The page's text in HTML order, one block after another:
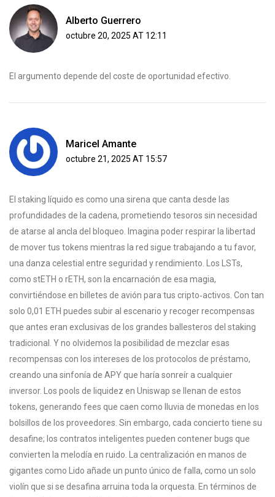
Alberto Guerrero
octubre 20, 2025 AT 12:11
El argumento depende del coste de oportunidad efectivo.
Maricel Amante
octubre 21, 2025 AT 15:57
El staking líquido es como una sirena que canta desde las
profundidades de la cadena, prometiendo tesoros sin necesidad
de atarse al ancla del bloqueo. Imagina poder respirar la libertad
de mover tus tokens mientras la red sigue trabajando a tu favor,
una danza celestial entre seguridad y rendimiento. Los LSTs,
como stETH o rETH, son la encarnación de esa magia,
convirtiéndose en billetes de avión para tus cripto‑activos. Con tan
solo 0,01 ETH puedes subir al escenario y recoger recompensas
que antes eran exclusivas de los grandes ballesteros del staking
tradicional. Y no olvidemos la posibilidad de mezclar esas
recompensas con los intereses de los protocolos de préstamo,
creando una sinfonía de APY que haría sonreír a cualquier
inversor. Los pools de liquidez en Uniswap se llenan de estos
tokens, generando fees que caen como lluvia de monedas en los
bolsillos de los proveedores. Sin embargo, cada concierto tiene su
desafine; los contratos inteligentes pueden contener bugs que
convierten la melodía en ruido. La centralización en manos de
gigantes como Lido añade un punto único de falla, como un solo
violín que si se desafina arruina toda la orquesta. En términos de